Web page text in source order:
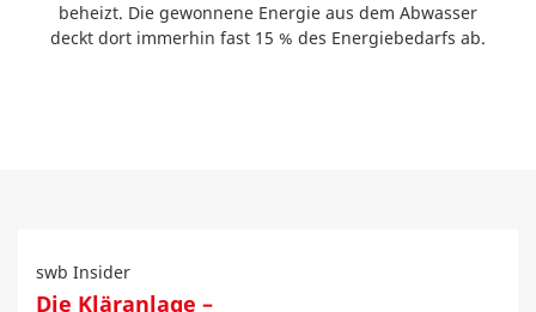
beheizt. Die gewonnene Energie aus dem Abwasser
deckt dort immerhin fast 15 % des Energiebedarfs ab.
swb Insider
Die Kläranlage –